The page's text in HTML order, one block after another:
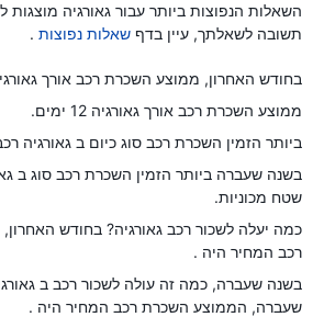
השאלות הנפוצות ביותר עבור גאורגיה מוצגות
תשובה לשאלתך, עיין בדף שאלות נפוצות .
בחודש האחרון, ממוצע השכרת רכב אורך גאורגיה היה
ממוצע השכרת רכב אורך גאורגיה 12 ימים.
ביותר הזמין השכרת רכב סוג כיום ב גאורגיה
בשנה שעברה ביותר הזמין השכרת רכב סוג ב
שטח מכוניות.
כמה יעלה לשכור רכב גאורגיה? בחודש
רכב המחיר היה .
בשנה שעברה, כמה זה עולה לשכור רכב ב
שעברה, הממוצע השכרת רכב המחיר היה .